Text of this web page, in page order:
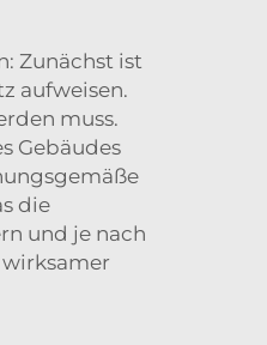
Zunächst ist
aufweisen.
muss.
Gebäudes
die
und je nach
wirksamer